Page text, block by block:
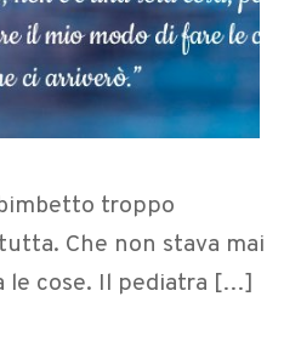
troppo
Che non stava mai
le cose. Il pediatra […]